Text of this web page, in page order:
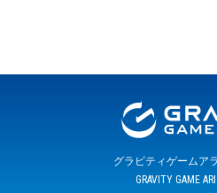
グラビティゲームア
GRAVITY GAME